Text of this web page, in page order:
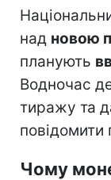
над новою
планують
Водночас
тиражу та
повідомити
Чому